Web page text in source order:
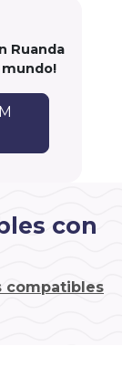
Ruanda
con
compatibles